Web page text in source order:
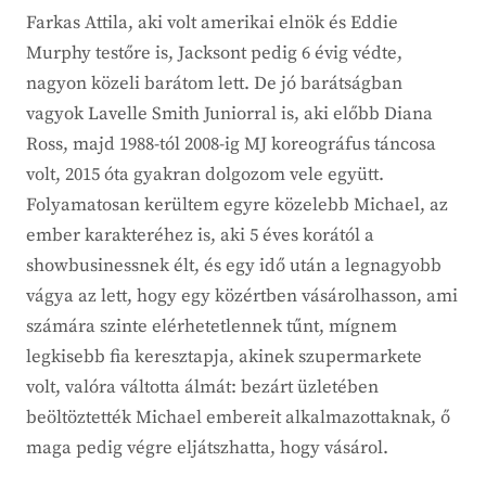
Farkas Attila, aki volt amerikai elnök és Eddie
Murphy testőre is, Jacksont pedig 6 évig védte,
nagyon közeli barátom lett. De jó barátságban
vagyok Lavelle Smith Juniorral is, aki előbb Diana
Ross, majd 1988-tól 2008-ig MJ koreográfus táncosa
volt, 2015 óta gyakran dolgozom vele együtt.
Folyamatosan kerültem egyre közelebb Michael, az
ember karakteréhez is, aki 5 éves korától a
showbusinessnek élt, és egy idő után a legnagyobb
vágya az lett, hogy egy közértben vásárolhasson, ami
számára szinte elérhetetlennek tűnt, mígnem
legkisebb fia keresztapja, akinek szupermarkete
volt, valóra váltotta álmát: bezárt üzletében
beöltöztették Michael embereit alkalmazottaknak, ő
maga pedig végre eljátszhatta, hogy vásárol.